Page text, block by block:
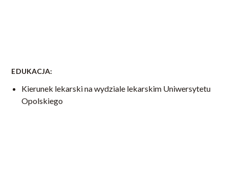
EDUKACJA:
Kierunek lekarski na wydziale lekarskim Uniwersytetu
Opolskiego